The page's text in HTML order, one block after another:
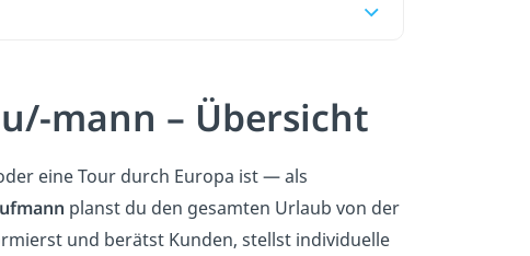
mann – Übersicht
eine Tour durch Europa ist — als
planst du den gesamten Urlaub von der
und berätst Kunden, stellst individuelle